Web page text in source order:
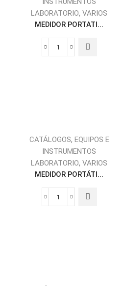
LABORATORIO, VARIOS
MEDIDOR PORTATI...
CATÁLOGOS, EQUIPOS E
INSTRUMENTOS
LABORATORIO, VARIOS
MEDIDOR PORTÁTI...